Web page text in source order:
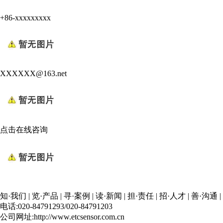
+86-xxxxxxxxx
XXXXXX@163.net
点击在线咨询
知·我们 | 览·产品 | 寻·案例 | 读·新闻 | 担·责任 | 招·人才 | 善·沟通 |
电话:020-84791293/020-84791203
公司网址:http://www.etcsensor.com.cn